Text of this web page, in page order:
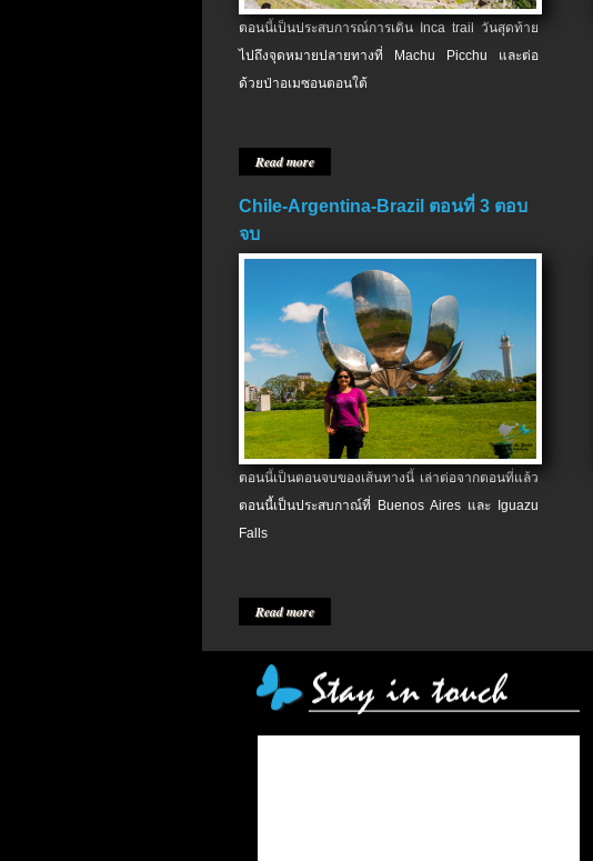
ตอนนี้เป็นประสบการณ์การเดิน Inca trail วันสุดท้าย
ไปถึงจุดหมายปลายทางที่ Machu Picchu และต่อ
ด้วยป่าอเมซอนตอนใต้
Read more
Chile-Argentina-Brazil ตอนที่ 3 ตอบ
จบ
ตอนนี้เป็นตอนจบของเส้นทางนี้ เล่าต่อจากตอนที่แล้ว
ตอนนี้เป็นประสบกาณ์ที่ Buenos Aires และ Iguazu
Falls
Read more